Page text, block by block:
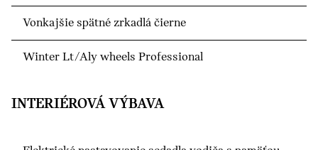
Vonkajšie spätné zrkadlá čierne
Winter Lt/Aly wheels Professional
INTERIÉROVÁ VÝBAVA